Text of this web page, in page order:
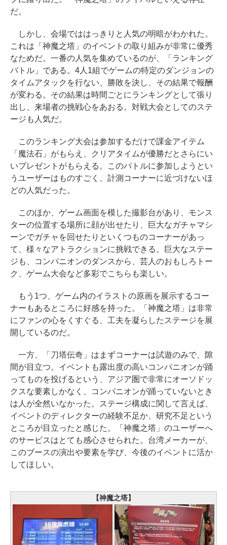
だ。
しかし、会場でははっきりと人気の明暗がわかれた。
これは「神魔之塔」のイベントの取り組みが非常に優秀
なためだ。一番の人気を集めているのが、「ランキング
バトル」である。4人1組でゲームの特定のダンジョンの
タイムアタックを行ない、勝敗を決し、その結果で報酬
が変わる。その結果は時間ごとにランキングとして張り
出し、来場者の挑戦心をあおる。対戦大会としてのステ
ージも人気だ。
このランキング大会は参加するだけで課金アイテム
「魔法石」がもらえ、クリアタイムが優勝だとさらにい
いプレゼントがもらえる。このバトルに参加しようとい
うユーザーはものすごく、計測コーナーに近づけないほ
どの人気だった。
このほか、ゲーム画面を模した撮影台があり、モンス
ターの位置する場所に顔が出せたり、巨大なガチャマシ
ーンでガチャを回せたりといくつものコーナーがあっ
て、様々なアトラクションに挑戦できる。巨大なステー
ジも、コンパニオンのダンスから、芸人のおもしろトー
ク、ゲーム大会など多彩でこちらも楽しい。
もう1つ、ゲーム内のイラストの原画を展示するコー
ナーもあるところに好感を持った。「神魔之塔」は非常
にファンの心をくすぐる、工夫を凝らしたステージを展
開しているのだ。
一方、「刀塔伝奇」はまずコーナーは試遊のみで、隙
間が目立つ。イベントも露出度の高いコンパニオンが踊
ってものを投げるという、アジア圏で非常にオーソドッ
クスな要素しかなく、コンパニオンが踊っていないとき
は人が全然いなかった。ステージ構成に関して言えば、
イベントのディレクターの経験不足か、研究不足という
ところが目立ったと感じた。「神魔之塔」のユーザーへ
のサービスはとても感心させられた。台湾メーカーが、
このブースの演出や要素を学び、今後のイベントに活か
してほしい。
【神魔之塔】